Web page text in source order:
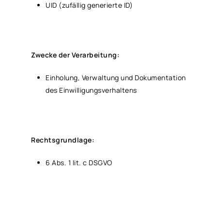
UID (zufällig generierte ID)
Zwecke der Verarbeitung:
Einholung, Verwaltung und Dokumentation
des Einwilligungsverhaltens
Rechtsgrundlage:
6 Abs. 1 lit. c DSGVO